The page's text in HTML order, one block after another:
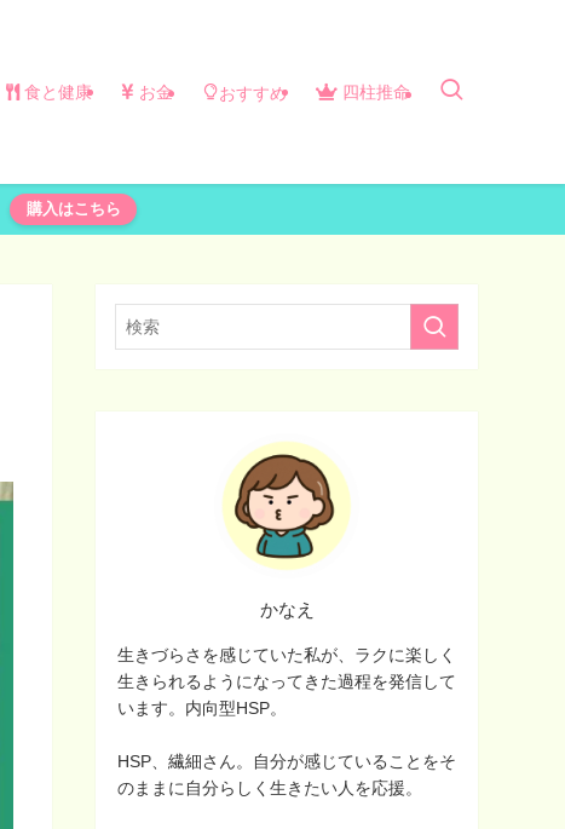
食と健康 お金 おすすめ 四柱推命
購入はこちら
かなえ
生きづらさを感じていた私が、ラクに楽しく
生きられるようになってきた過程を発信して
います。内向型HSP。
HSP、繊細さん。自分が感じていることをそ
のままに自分らしく生きたい人を応援。